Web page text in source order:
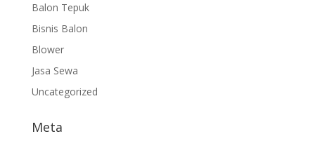
Balon Tepuk
Bisnis Balon
Blower
Jasa Sewa
Uncategorized
Meta